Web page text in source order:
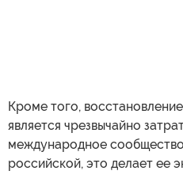
Кроме того,
является чрезвычайно
международное
российской, это делает ее